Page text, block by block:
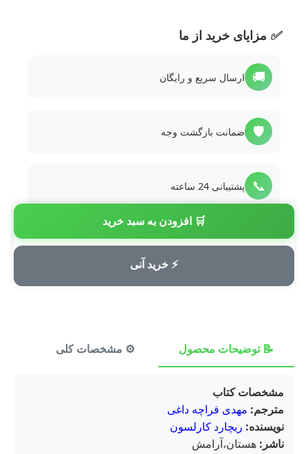
🛒 افزودن به سبد خرید
⚡ خرید آنی
✅ مزایای خرید از ما
🚚 ارسال سریع و رایگان
🛡️ ضمانت بازگشت وجه
📞 پشتیبانی 24 ساعته
💳 پرداخت امن
📝 توضیحات محصول ⚙️ مشخصات کلی
مشخصات کتاب
مترجم: مهدی قراچه داغی
نویسنده: ریچارد کارلسون
ناشر: هستان،آرامش